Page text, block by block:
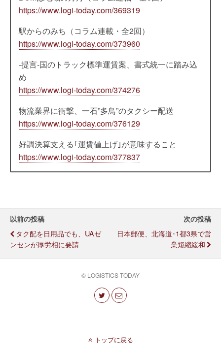
https://www.logi-today.com/369319
駅からのみち（コラム連載・全2回）
https://www.logi-today.com/373960
-提言-国のトラック標準運賃案、書式統一に踏み込
め
https://www.logi-today.com/374276
物流業界に衝撃、一石”多鳥”のタクシー配送
https://www.logi-today.com/376129
好調決算支える｢運賃値上げ｣が意味すること
https://www.logi-today.com/377837
以前の投稿
タク配を日用品でも、UAゼ
ンセンが厚労相に要請
次の投稿
日本郵便、北海道･1都3県で営
業短縮緩和
© LOGISTICS TODAY
トップに戻る